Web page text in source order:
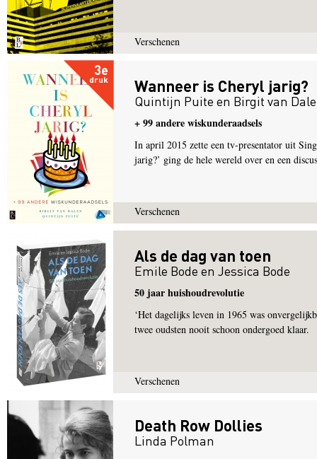
Verschenen
3e
druk Wanneer is Cheryl jarig?
Quintijn Puite en Birgit van
+ 99 andere wiskunderaadsels
In april 2015 zette een tv-presentator uit
jarig?’ ging de hele wereld over en een
Verschenen
Als de dag van toen
Emile Bode en Jessica Bode
50 jaar huishoudrevolutie
‘Het dagelijks leven in 1965 was
twee oudsten nooit schoon ondergoed klaar.
Verschenen
Death Row Dollies
Linda Polman